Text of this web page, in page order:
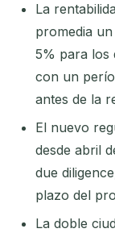
La
promedia
5% para los
con un
antes de la
El nuevo
desde abril
due
plazo del
La doble